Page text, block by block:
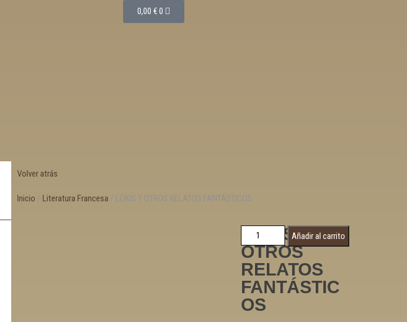
0,00 €0
Volver atrás
Inicio / Literatura Francesa / LOKIS Y OTROS RELATOS FANTÁSTICOS
LOKIS Y
OTROS
RELATOS
FANTÁSTIC
OS
Añadir al carrito